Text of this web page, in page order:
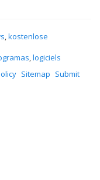
,kostenlose
,logiciels
Sitemap Submit